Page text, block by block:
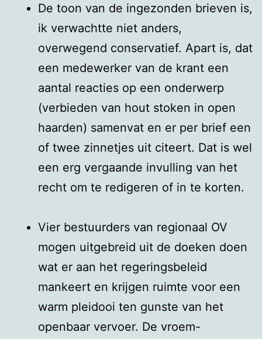
De toon van de ingezonden brieven is,
ik verwachtte niet anders,
overwegend conservatief. Apart is, dat
een medewerker van de krant een
aantal reacties op een onderwerp
(verbieden van hout stoken in open
haarden) samenvat en er per brief een
of twee zinnetjes uit citeert. Dat is wel
een erg vergaande invulling van het
recht om te redigeren of in te korten.
Vier bestuurders van regionaal OV
mogen uitgebreid uit de doeken doen
wat er aan het regeringsbeleid
mankeert en krijgen ruimte voor een
warm pleidooi ten gunste van het
openbaar vervoer. De vroem-